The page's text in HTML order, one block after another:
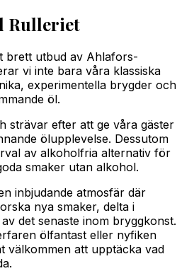
Rulleriet
brett utbud av Ahlafors-
vi inte bara våra klassiska
experimentella brygder och
öl.
strävar efter att ge våra gäster
ölupplevelse. Dessutom
av alkoholfria alternativ för
smaker utan alkohol.
inbjudande atmosfär där
nya smaker, delta i
det senaste inom bryggkonst.
ölfantast eller nyfiken
välkommen att upptäcka vad